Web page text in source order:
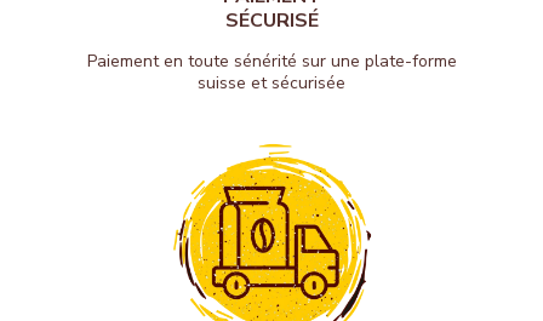
SÉCURISÉ
Paiement en toute sénérité sur une plate-forme
suisse et sécurisée